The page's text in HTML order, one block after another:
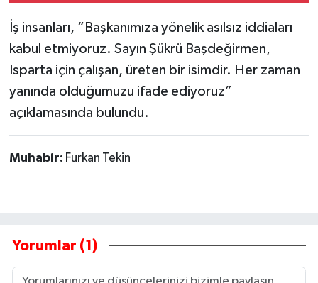
İş insanları, “Başkanımıza yönelik asılsız iddiaları
kabul etmiyoruz. Sayın Şükrü Başdeğirmen,
Isparta için çalışan, üreten bir isimdir. Her zaman
yanında olduğumuzu ifade ediyoruz”
açıklamasında bulundu.
Muhabir: Furkan Tekin
Yorumlar (1)
Künye